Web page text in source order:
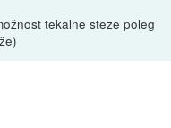
tekalne steze poleg